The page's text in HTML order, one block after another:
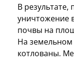
В
уничтожение
почвы на
На земельном
котлованы.